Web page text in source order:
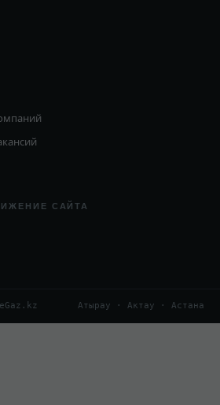
САЙТА
Атырау · Актау · Астана